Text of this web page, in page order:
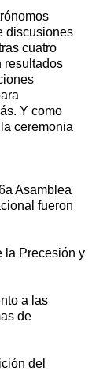
discusiones
cuatro
resultados
Y como
ceremonia
Asamblea
fueron
la Precesión y
a las
de
del